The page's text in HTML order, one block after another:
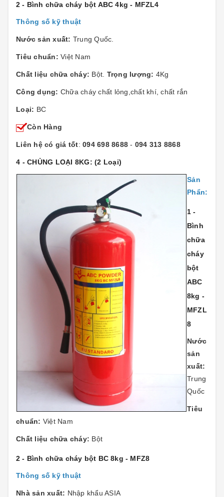
2 - Bình chữa cháy bột ABC 4kg - MFZL4
Thông số kỹ thuật
Nước sản xuất: Trung Quốc.
Tiêu chuẩn: Việt Nam
Chất liệu chữa cháy: Bột. Trọng lượng: 4Kg
Công dụng: Chữa cháy chất lỏng,chất khí, chất rắn
Loại: BC
Còn Hàng
Liên hệ có giá tốt: 094 698 8688 - 094 313 8868
4 - CHỦNG LOẠI 8KG: (2 Loại)
Sản
Phẩn:
1 -
Bình
chữa
cháy
bột
ABC
8kg -
MFZL
8
Nước
sản
xuất:
Trung
Quốc
Tiêu
chuẩn: Việt Nam
Chất liệu chữa cháy: Bột
2 - Bình chữa cháy bột BC 8kg - MFZ8
Thông số kỹ thuật
Nhà sản xuất: Nhập khẩu ASIA